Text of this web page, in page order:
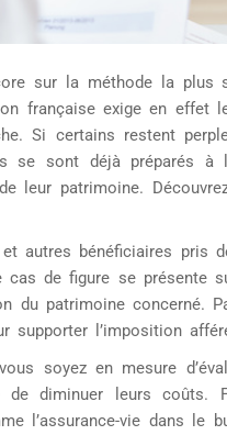
sur la méthode la
française exige en effet
Si certains restent
se sont déjà préparés à
leur patrimoine.
autres bénéficiaires pris
cas de figure se présente
du patrimoine concerné.
supporter l’imposition
soyez en mesure
de diminuer leurs
l’assurance-vie dans le